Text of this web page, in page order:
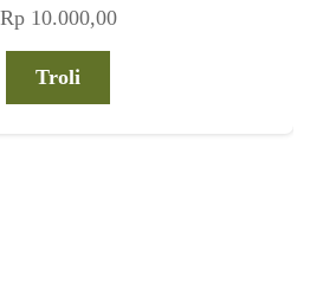
Rp10.000,00
Troli